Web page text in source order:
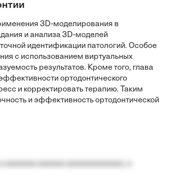
3D-моделирования в
и анализа 3D-моделей
идентификации патологий. Особое
с использованием виртуальных
результатов. Кроме того, глава
ортодонтического
и корректировать терапию. Таким
и эффективность ортодонтической